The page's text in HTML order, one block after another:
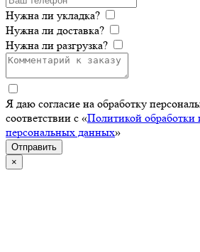
Нужна ли укладка?
Нужна ли доставка?
Нужна ли разгрузка?
Я даю согласие на обработку
соответствии с «Политикой обработки
персональных данных»
Отправить
×